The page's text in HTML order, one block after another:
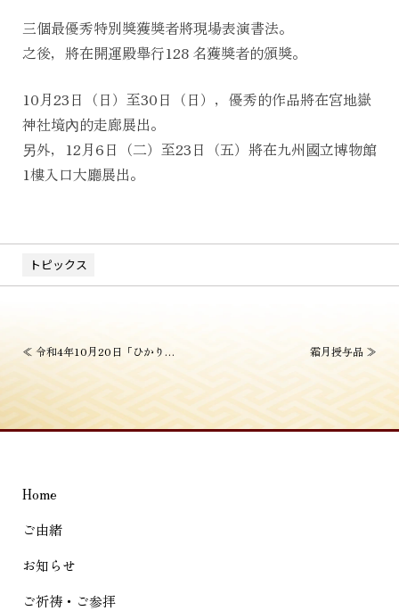
三個最優秀特別獎獲獎者將現場表演書法。
之後，將在開運殿舉行128 名獲獎者的頒獎。
10月23日（日）至30日（日），優秀的作品將在宮地嶽
神社境內的走廊展出。
另外，12月6日（二）至23日（五）將在九州國立博物館
1樓入口大廳展出。
トピックス
投
稿
ナ
ビ
ー
シ
ョ
ン
≪ 令和4年10月20日「ひかりの道」 霜月授与品 ≫
Home
ご由緒
お知らせ
ご祈祷・ご参拝